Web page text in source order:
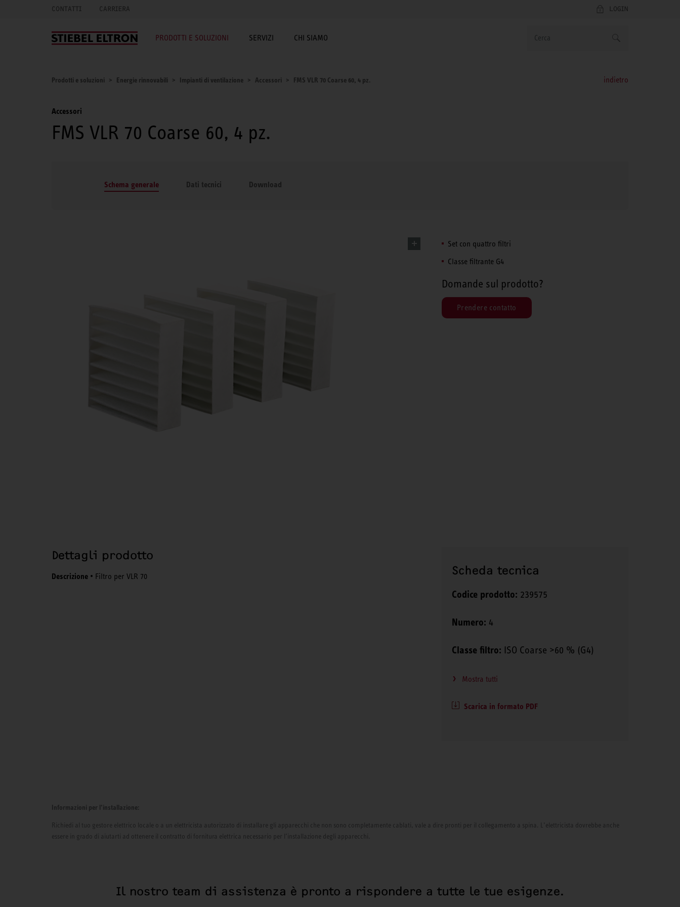
CONTATTI CARRIERA LOGIN
PRODOTTI E SOLUZIONI SERVIZI CHI SIAMO
Prodotti e soluzioni Energie rinnovabili Impianti di ventilazione Accessori FMS VLR 70 Coarse 60, 4 pz. indietro
Accessori
FMS VLR 70 Coarse 60, 4 pz.
Schema generale Dati tecnici Download
Set con quattro filtri
Classe filtrante G4
Domande sul prodotto?
Prendere contatto
Dettagli prodotto
Descrizione • Filtro per VLR 70 Scheda tecnica
Codice prodotto: 239575
Numero: 4
Classe filtro: ISO Coarse >60 % (G4)
Mostra tutti
Scarica in formato PDF
Informazioni per l’installazione:
Richiedi al tuo gestore elettrico locale o a un elettricista autorizzato di installare gli apparecchi che non sono completamente cablati, vale a dire pronti per il collegamento a spina. L’elettricista dovrebbe anche
essere in grado di aiutarti ad ottenere il contratto di fornitura elettrica necessario per l’installazione degli apparecchi.
Il nostro team di assistenza è pronto a rispondere a tutte le tue esigenze.